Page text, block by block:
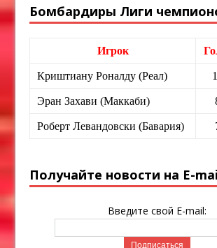
Бомбардиры Лиги
Игрок
Криштиану Роналду (Реал)
Эран Захави (Маккаби)
Роберт Левандовски (Бавария)
Получайте новости на E-
Введите свой E-mail: